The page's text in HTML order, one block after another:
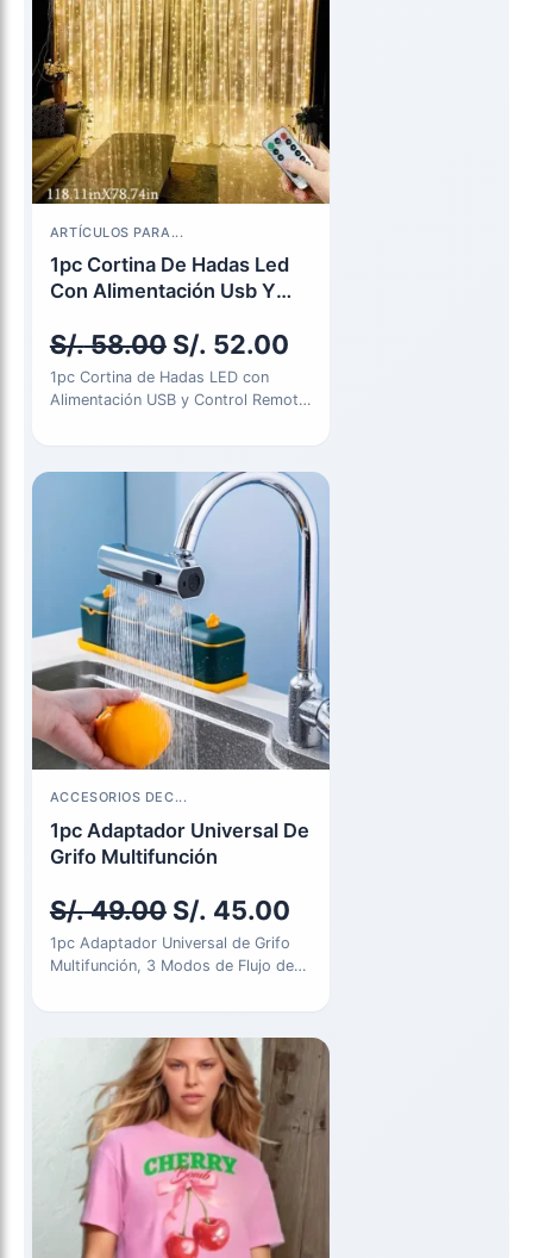
ARTÍCULOS PARA...
1pc Cortina De Hadas Led
Con Alimentación Usb Y
S/.58.00
precio
original
era:
S/. 58.00.
S/. 52.00
precio
es:
S/. 52.00.
1pc Cortina de Hadas LED con
Alimentación USB y Control Remoto
ACCESORIOS DEC...
1pc Adaptador Universal De
Grifo Multifunción
S/.49.00
El
precio
era:
S/. 49.00.
S/. 45.00
precio
es:
S/. 45.00.
1pc Adaptador Universal de Grifo
Multifunción, 3 Modos de Flujo de